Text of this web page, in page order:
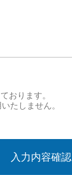
おります。
たしません。
入力内容確認